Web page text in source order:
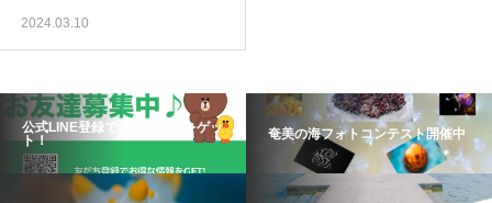
2024.03.10
公式LINE登録でお得な情報をゲッ
ト！
奄美の海フォトコンテスト開催中